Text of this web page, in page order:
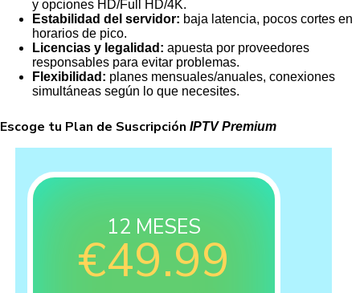
y opciones HD/Full HD/4K.
Estabilidad del servidor: baja latencia, pocos cortes en
horarios de pico.
Licencias y legalidad: apuesta por proveedores
responsables para evitar problemas.
Flexibilidad: planes mensuales/anuales, conexiones
simultáneas según lo que necesites.
Escoge tu Plan de Suscripción IPTV Premium
12 MESES
€49.99